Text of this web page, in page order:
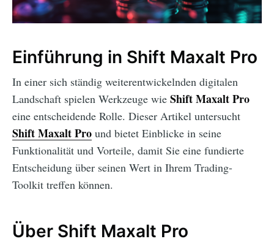
Einführung in Shift Maxalt Pro
In einer sich ständig weiterentwickelnden digitalen
Landschaft spielen Werkzeuge wie Shift Maxalt Pro
eine entscheidende Rolle. Dieser Artikel untersucht
Shift Maxalt Pro und bietet Einblicke in seine
Funktionalität und Vorteile, damit Sie eine fundierte
Entscheidung über seinen Wert in Ihrem Trading-
Toolkit treffen können.
Über Shift Maxalt Pro